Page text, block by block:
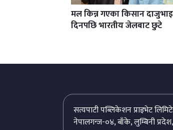
मल किन्न गएका किसान
दिनपछि भारतीय जेलबाट छुटे
सत्यपाटी पब्लिकेशन प्राइभेट
नेपालगन्ज-०४, बाँके, लुम्बिनी